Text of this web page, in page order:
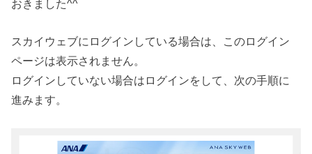
おきました^^
スカイウェブにログインしている場合は、このログイン
ページは表示されません。
ログインしていない場合はログインをして、次の手順に
進みます。